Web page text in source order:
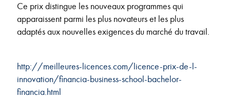
Ce prix distingue les nouveaux programmes qui
apparaissent parmi les plus novateurs et les plus
adaptés aux nouvelles exigences du marché du travail.
http://meilleures-licences.com/licence-prix-de-l-
innovation/financia-business-school-bachelor-
financia.html